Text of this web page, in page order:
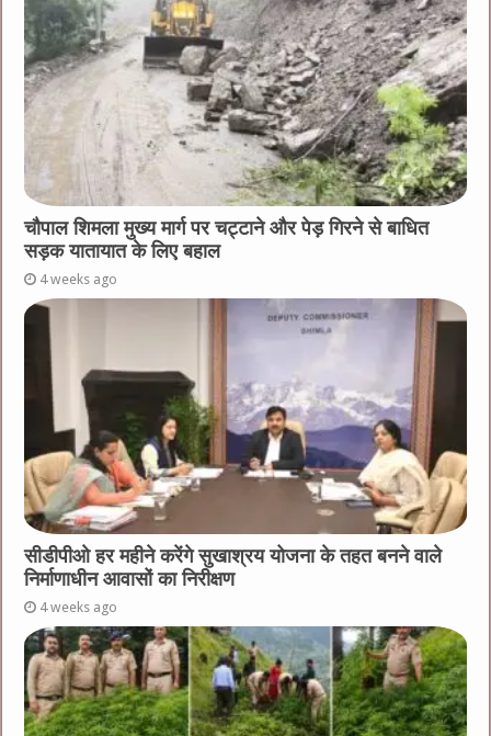
चौपाल शिमला मुख्य मार्ग पर चट्टाने और पेड़ गिरने से बाधित
सड़क यातायात के लिए बहाल
4 weeks ago
सीडीपीओ हर महीने करेंगे सुखाश्रय योजना के तहत बनने वाले
निर्माणाधीन आवासों का निरीक्षण
4 weeks ago